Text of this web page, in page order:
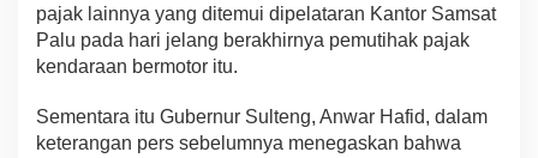
pajak lainnya yang ditemui dipelataran Kantor Samsat
Palu pada hari jelang berakhirnya pemutihak pajak
kendaraan bermotor itu.
Sementara itu Gubernur Sulteng, Anwar Hafid, dalam
keterangan pers sebelumnya menegaskan bahwa